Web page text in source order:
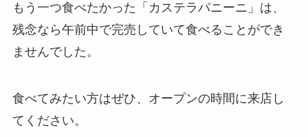
もう一つ食べたかった「カステラパニーニ」は、
残念なら午前中で完売していて食べることができ
ませんでした。
食べてみたい方はぜひ、オープンの時間に来店し
てください。